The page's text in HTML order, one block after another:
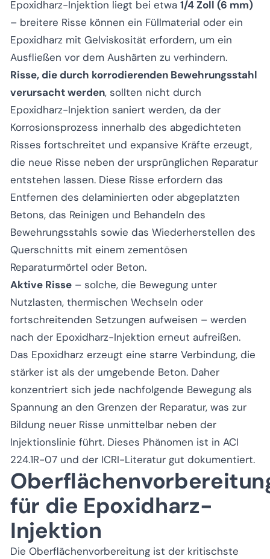
Epoxidharz-Injektion liegt bei etwa 1/4 Zoll (6 mm)
– breitere Risse können ein Füllmaterial oder ein
Epoxidharz mit Gelviskosität erfordern, um ein
Ausfließen vor dem Aushärten zu verhindern.
Risse, die durch korrodierenden Bewehrungsstahl
verursacht werden, sollten nicht durch
Epoxidharz-Injektion saniert werden, da der
Korrosionsprozess innerhalb des abgedichteten
Risses fortschreitet und expansive Kräfte erzeugt,
die neue Risse neben der ursprünglichen Reparatur
entstehen lassen. Diese Risse erfordern das
Entfernen des delaminierten oder abgeplatzten
Betons, das Reinigen und Behandeln des
Bewehrungsstahls sowie das Wiederherstellen des
Querschnitts mit einem zementösen
Reparaturmörtel oder Beton.
Aktive Risse – solche, die Bewegung unter
Nutzlasten, thermischen Wechseln oder
fortschreitenden Setzungen aufweisen – werden
nach der Epoxidharz-Injektion erneut aufreißen.
Das Epoxidharz erzeugt eine starre Verbindung, die
stärker ist als der umgebende Beton. Daher
konzentriert sich jede nachfolgende Bewegung als
Spannung an den Grenzen der Reparatur, was zur
Bildung neuer Risse unmittelbar neben der
Injektionslinie führt. Dieses Phänomen ist in ACI
224.1R-07 und der ICRI-Literatur gut dokumentiert.
für die Epoxidharz-
Injektion
Die Oberflächenvorbereitung ist der kritischste